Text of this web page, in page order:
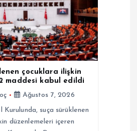
çocuklara ilişkin
maddesi kabul edildi
Ağustos 7, 2026
suça sürüklenen
düzenlemeleri içeren